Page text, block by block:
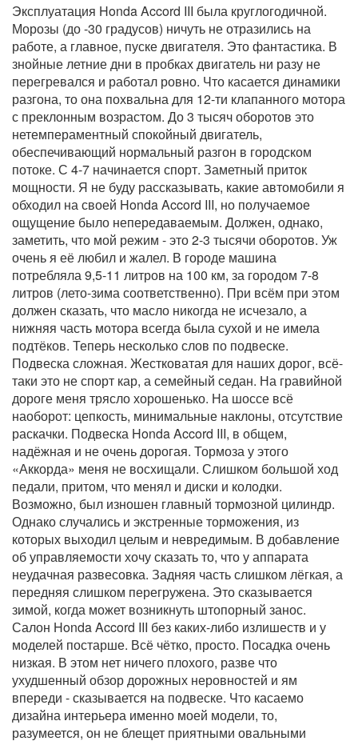
Эксплуатация Honda Accord III была круглогодичной.
Морозы (до -30 градусов) ничуть не отразились на
работе, а главное, пуске двигателя. Это фантастика. В
знойные летние дни в пробках двигатель ни разу не
перегревался и работал ровно. Что касается динамики
разгона, то она похвальна для 12-ти клапанного мотора
с преклонным возрастом. До 3 тысяч оборотов это
нетемпераментный спокойный двигатель,
обеспечивающий нормальный разгон в городском
потоке. С 4-7 начинается спорт. Заметный приток
мощности. Я не буду рассказывать, какие автомобили я
обходил на своей Honda Accord III, но получаемое
ощущение было непередаваемым. Должен, однако,
заметить, что мой режим - это 2-3 тысячи оборотов. Уж
очень я её любил и жалел. В городе машина
потребляла 9,5-11 литров на 100 км, за городом 7-8
литров (лето-зима соответственно). При всём при этом
должен сказать, что масло никогда не исчезало, а
нижняя часть мотора всегда была сухой и не имела
подтёков. Теперь несколько слов по подвеске.
Подвеска сложная. Жестковатая для наших дорог, всё-
таки это не спорт кар, а семейный седан. На гравийной
дороге меня трясло хорошенько. На шоссе всё
наоборот: цепкость, минимальные наклоны, отсутствие
раскачки. Подвеска Honda Accord III, в общем,
надёжная и не очень дорогая. Тормоза у этого
«Аккорда» меня не восхищали. Слишком большой ход
педали, притом, что менял и диски и колодки.
Возможно, был изношен главный тормозной цилиндр.
Однако случались и экстренные торможения, из
которых выходил целым и невредимым. В добавление
об управляемости хочу сказать то, что у аппарата
неудачная развесовка. Задняя часть слишком лёгкая, а
передняя слишком перегружена. Это сказывается
зимой, когда может возникнуть штопорный занос.
Салон Honda Accord III без каких-либо излишеств и у
моделей постарше. Всё чётко, просто. Посадка очень
низкая. В этом нет ничего плохого, разве что
ухудшенный обзор дорожных неровностей и ям
впереди - сказывается на подвеске. Что касаемо
дизайна интерьера именно моей модели, то,
разумеется, он не блещет приятными овальными